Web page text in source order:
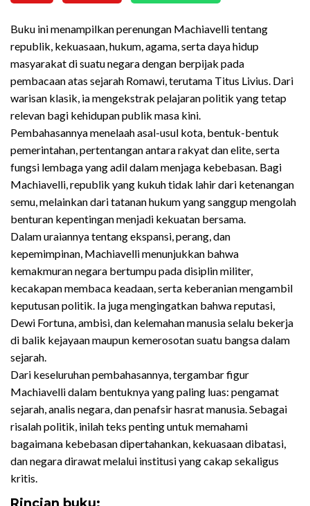
Buku ini menampilkan perenungan Machiavelli tentang
republik, kekuasaan, hukum, agama, serta daya hidup
masyarakat di suatu negara dengan berpijak pada
pembacaan atas sejarah Romawi, terutama Titus Livius. Dari
warisan klasik, ia mengekstrak pelajaran politik yang tetap
relevan bagi kehidupan publik masa kini.
Pembahasannya menelaah asal-usul kota, bentuk-bentuk
pemerintahan, pertentangan antara rakyat dan elite, serta
fungsi lembaga yang adil dalam menjaga kebebasan. Bagi
Machiavelli, republik yang kukuh tidak lahir dari ketenangan
semu, melainkan dari tatanan hukum yang sanggup mengolah
benturan kepentingan menjadi kekuatan bersama.
Dalam uraiannya tentang ekspansi, perang, dan
kepemimpinan, Machiavelli menunjukkan bahwa
kemakmuran negara bertumpu pada disiplin militer,
kecakapan membaca keadaan, serta keberanian mengambil
keputusan politik. Ia juga mengingatkan bahwa reputasi,
Dewi Fortuna, ambisi, dan kelemahan manusia selalu bekerja
di balik kejayaan maupun kemerosotan suatu bangsa dalam
sejarah.
Dari keseluruhan pembahasannya, tergambar figur
Machiavelli dalam bentuknya yang paling luas: pengamat
sejarah, analis negara, dan penafsir hasrat manusia. Sebagai
risalah politik, inilah teks penting untuk memahami
bagaimana kebebasan dipertahankan, kekuasaan dibatasi,
dan negara dirawat melalui institusi yang cakap sekaligus
kritis.